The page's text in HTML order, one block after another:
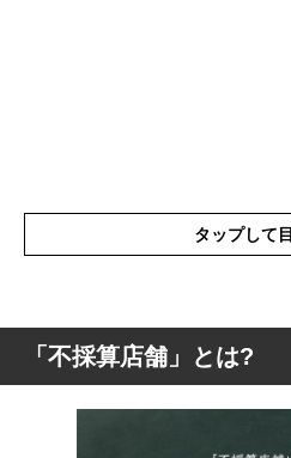
タップして
「不採算店舗」とは?
「不採算店舗」とは?